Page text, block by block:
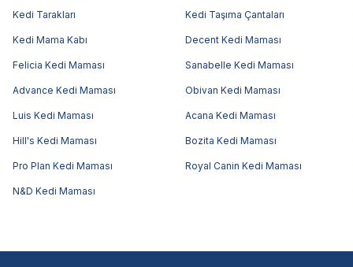
Kedi Tarakları Kedi Taşıma Çantaları
Kedi Mama Kabı Decent Kedi Maması
Felicia Kedi Maması Sanabelle Kedi Maması
Advance Kedi Maması Obivan Kedi Maması
Luis Kedi Maması Acana Kedi Maması
Hill's Kedi Maması Bozita Kedi Maması
Pro Plan Kedi Maması Royal Canin Kedi Maması
N&D Kedi Maması